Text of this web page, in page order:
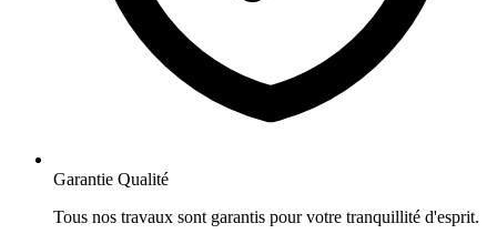
Garantie Qualité
Tous nos travaux sont garantis pour votre tranquillité d'esprit.